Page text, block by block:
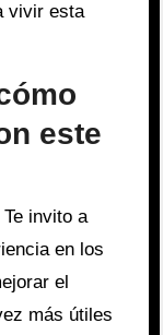
vivir esta
este
invito a
en los
el
más útiles